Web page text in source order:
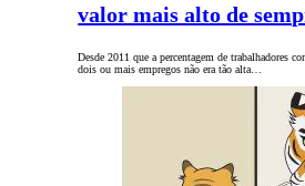
valor mais alto de
Desde 2011 que a percentagem de trabalhadores
dois ou mais empregos não era tão alta…